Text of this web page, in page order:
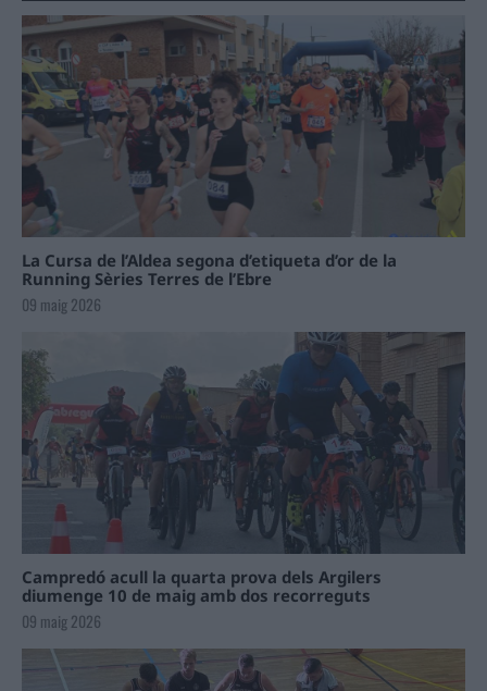
La Cursa de l’Aldea segona d’etiqueta d’or de la
Running Sèries Terres de l’Ebre
09 maig 2026
Campredó acull la quarta prova dels Argilers
diumenge 10 de maig amb dos recorreguts
09 maig 2026